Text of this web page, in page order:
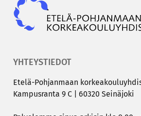
YHTEYSTIEDOT
Etelä-​Pohjanmaan
Kam­pus­ran­ta 9 C | 60320 Sei­nä­jo­ki